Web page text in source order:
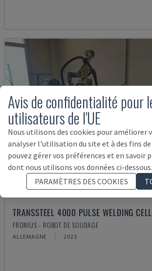
TRANSSTEEL 4000 PULSE WELDING CELL
FRONIUS - ROBOT DE SOUDAGE
ALLEMAGNE 2025
Avis de confidentialité pour
utilisateurs de l'UE
Nous utilisons des cookies pour améliorer
analyser l'utilisation du site et à des fins
pouvez gérer vos préférences et en savoir
dont nous utilisons vos données ci-dessous.
PARAMÈTRES DES COOKIES